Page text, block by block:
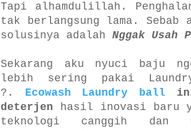
Tapi alhamdulillah.
tak berlangsung lama. Sebab
solusinya adalah Nggak Usah
Sekarang aku nyuci baju
lebih sering pakai
?. Ecowash Laundry ball
deterjen hasil inovasi baru
teknologi canggih dan